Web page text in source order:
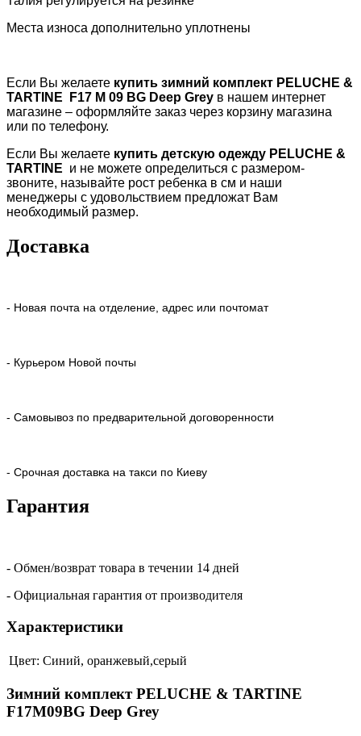
Места износа дополнительно уплотнены
Если Вы желаете купить зимний комплект PELUCHE &
TARTINE
F17 M 09 BG Deep Grey в нашем интернет
магазине – оформляйте заказ через корзину магазина
или по телефону.
Если Вы желаете купить детскую одежду PELUCHE &
TARTINE и не можете определиться с размером-
звоните, называйте рост ребенка в см и наши
менеджеры с удовольствием предложат Вам
необходимый размер.
Доставка
- Новая почта на отделение, адрес или почтомат
- Курьером Новой почты
- Самовывоз по предварительной договоренности
- Срочная доставка на такси по Киеву
Гарантия
- Обмен/возврат товара в течении 14 дней
- Официальная гарантия от производителя
Характеристики
Цвет: Синий, оранжевый,серый
Зимний комплект PELUCHE & TARTINE
F17M09BG Deep Grey